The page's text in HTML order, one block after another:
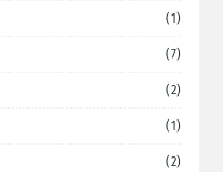
(1)
(7)
(2)
(1)
(2)